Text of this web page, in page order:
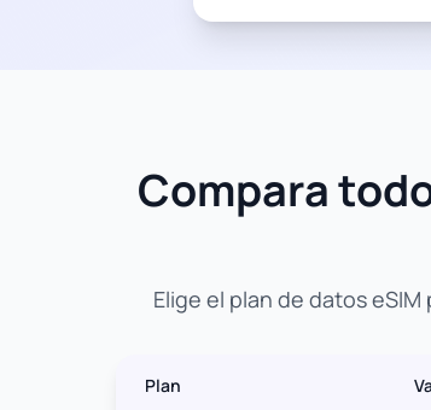
Compara
Elige el plan de datos
Plan